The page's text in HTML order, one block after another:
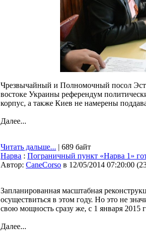
Чрезвычайный и Полномочный посол
востоке Украины референдум
корпус, а также Киев не намерены
Далее...
Читать дальше... | 689 байт
Нарва : Пограничный пункт «Нарва 1»
Автор: CaneCorso в 12/05/2014 07:20:00 (
Запланированная масштабная
осуществиться в этом году. Но это не
cвою мощность сразу же, с 1 января 2015
Далее...